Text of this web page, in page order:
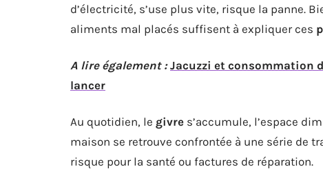
d’électricité, s’use plus vite, risque la panne.
aliments mal placés suffisent à expliquer ces
A lire également : Jacuzzi et consommation
lancer
Au quotidien, le givre s’accumule, l’espace
maison se retrouve confrontée à une série de
risque pour la santé ou factures de réparation.